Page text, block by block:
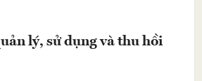
lý, sử dụng và thu hồi